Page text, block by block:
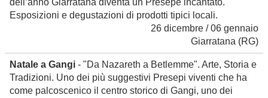
dell’anno Giarratana diventa un Presepe incantato.
Esposizioni e degustazioni di prodotti tipici locali.
26 dicembre / 06 gennaio
Giarratana (RG)
Natale a Gangi - "Da Nazareth a Betlemme". Arte, Storia e
Tradizioni. Uno dei più suggestivi Presepi viventi che ha
come palcoscenico il centro storico di Gangi, uno dei